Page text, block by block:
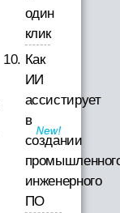
один
клик
Как
ИИ
ассистирует
в
создании
инженерного
ПО